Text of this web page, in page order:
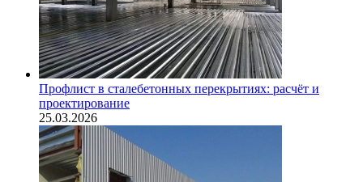
Профлист в сталебетонных перекрытиях: расчёт и
проектирование
25.03.2026